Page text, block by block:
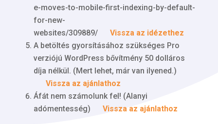
e-moves-to-mobile-first-indexing-by-default-
for-new-
websites/309889/
Vissza az idézethez
A betöltés gyorsításához szükséges Pro
verziójú WordPress bővítmény 50 dolláros
díja nélkül. (Mert lehet, már van ilyened.)
Vissza az ajánlathoz
Áfát nem számolunk fel! (Alanyi
adómentesség)
Vissza az ajánlathoz